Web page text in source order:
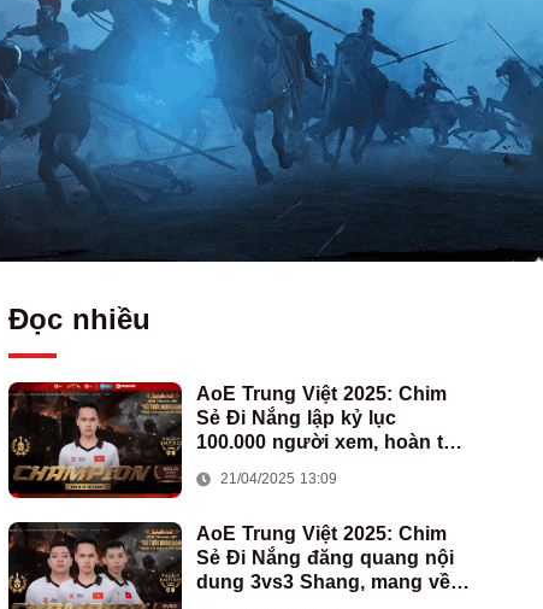
Đọc nhiều
AoE Trung Việt 2025: Chim
Sẻ Đi Nắng lập kỷ lục
100.000 người xem, hoàn tất
Việt Nam
21/04/2025 13:09
AoE Trung Việt 2025: Chim
Sẻ Đi Nắng đăng quang nội
dung 3vs3 Shang, mang về